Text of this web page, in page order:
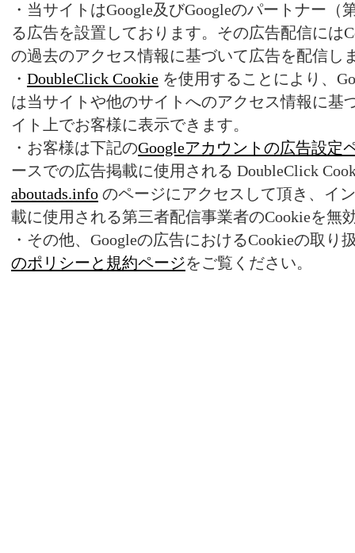
・当サイトはGoogle及びGoogleのパートナー
る広告を設置しております。その広告配信には
の過去のアクセス情報に基づいて広告を配信し
・ DoubleClick Cookie を使用することにより、
は当サイトや他のサイトへのアクセス情報に基
イト上でお客様に表示できます。
・お客様は下記のGoogleアカウントの広告設定
ースでの広告掲載に使用される DoubleClick
aboutads.info のページにアクセスして頂き、イ
載に使用される第三者配信事業者のCookieを無
・その他、Googleの広告におけるCookieの取り
のポリシーと規約ページをご覧ください。